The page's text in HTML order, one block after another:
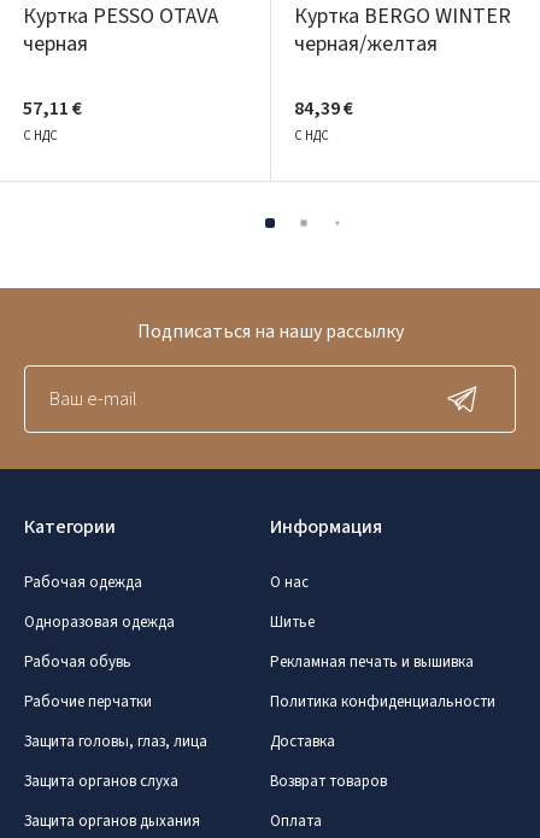
Куртка PESSO OTAVA
черная
57,11 €
С НДС
Куртка BERGO WINTER
черная/желтая
84,39 €
С НДС
Категории
Рабочая одежда
Одноразовая одежда
Рабочая обувь
Рабочие перчатки
Защита головы, глаз, лица
Защита органов слуха
Защита органов дыхания
Информация
О нас
Шитье
Рекламная печать и вышивка
Политика конфиденциальности
Доставка
Возврат товаров
Оплата
Подписаться на нашу рассылку